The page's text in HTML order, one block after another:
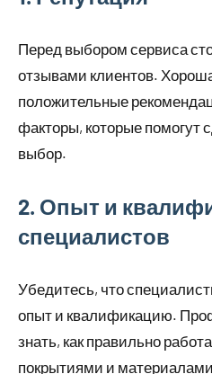
Перед выбором сервиса
отзывами клиентов.
положительные
факторы, которые помогут
выбор.
2. Опыт и
специалистов
Убедитесь, что
опыт и квалификацию.
знать, как правильно
покрытиями и